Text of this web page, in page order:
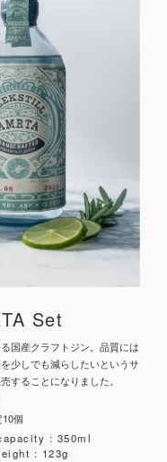
Set
国産クラフトジン。 品質には
少しでも減らしたいというサ
することになりました。
個
: 350ml
: 123g